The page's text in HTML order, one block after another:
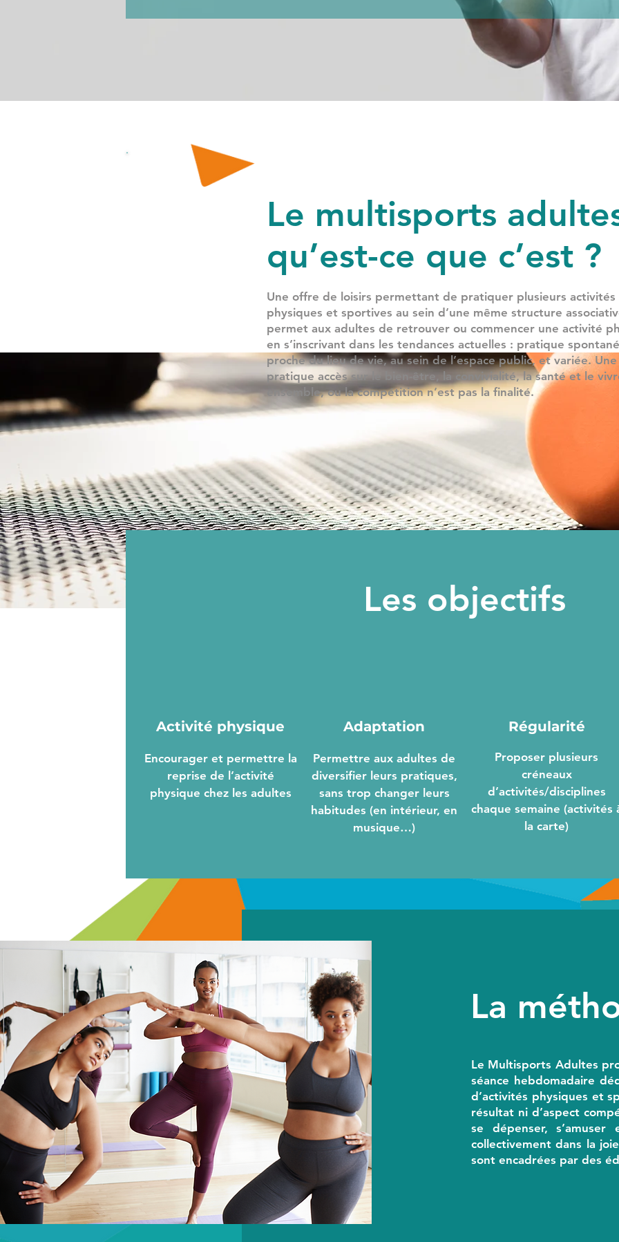
Le multisports
qu’est-ce que c’est ?
Une offre de loisirs permettant de pratiquer plusieurs activités
physiques et sportives au sein d’une même structure
permet aux adultes de retrouver ou commencer une activité
en s’inscrivant dans les tendances actuelles : pratique
proche du lieu de vie, au sein de l’espace public, et variée. Une
pratique accès sur le bien-être, la convivialité, la santé et le
ensemble, ou la compétition n’est pas la finalité.
Les objectifs
Activité physique
Encourager et permettre la
reprise de l’activité
physique chez les adultes
Adaptation
Permettre aux adultes de
diversifier leurs pratiques,
sans trop changer leurs
habitudes (en intérieur, en
musique…)
Régularité
Proposer plusieurs
créneaux
d’activités/disciplines
chaque semaine (activités
la carte)
La
Le Multisports Adultes
séance hebdomadaire
d’activités physiques et
résultat ni d’aspect
se dépenser, s’amuser
collectivement dans la
sont encadrées par des